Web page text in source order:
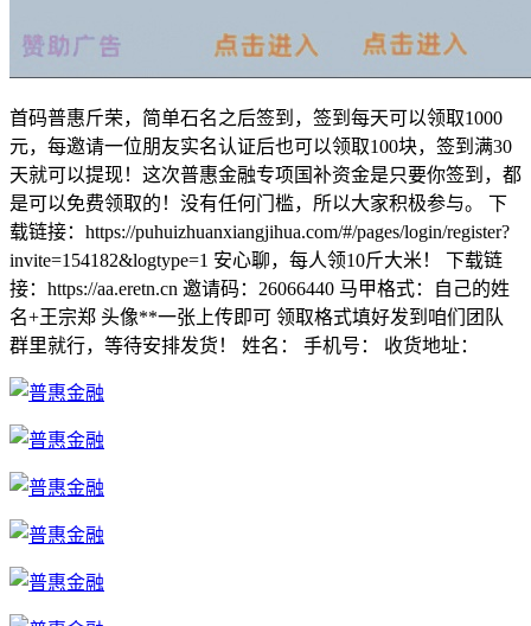
首码普惠斤荣，简单石名之后签到，签到每天可以领取1000
元，每邀请一位朋友实名认证后也可以领取100块，签到满30
天就可以提现！这次普惠金融专项国补资金是只要你签到，都
是可以免费领取的！没有任何门槛，所以大家积极参与。 下
载链接：https://puhuizhuanxiangjihua.com/#/pages/login/register?
invite=154182&logtype=1 安心聊，每人领10斤大米！ 下载链
接：https://aa.eretn.cn 邀请码：26066440 马甲格式：自己的姓
名+王宗郑 头像**一张上传即可 领取格式填好发到咱们团队
群里就行，等待安排发货！ 姓名： 手机号： 收货地址：